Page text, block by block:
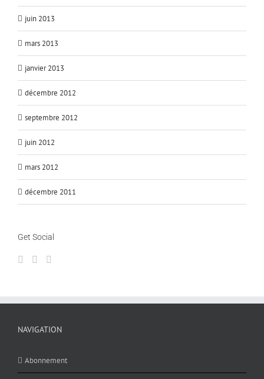
juin 2013
mars 2013
janvier 2013
décembre 2012
septembre 2012
juin 2012
mars 2012
décembre 2011
Get Social
NAVIGATION
Abonnement